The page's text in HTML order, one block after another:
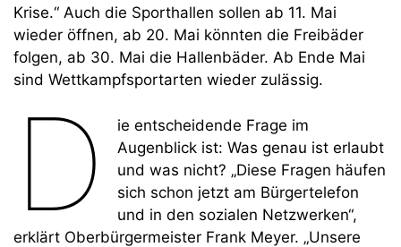
Krise.“ Auch die Sporthallen sollen ab 11. Mai
wieder öffnen, ab 20. Mai könnten die Freibäder
folgen, ab 30. Mai die Hallenbäder. Ab Ende Mai
sind Wettkampfsportarten wieder zulässig.
D
ie entscheidende Frage im
Augenblick ist: Was genau ist erlaubt
und was nicht? „Diese Fragen häufen
sich schon jetzt am Bürgertelefon
und in den sozialen Netzwerken“,
erklärt Oberbürgermeister Frank Meyer. „Unsere